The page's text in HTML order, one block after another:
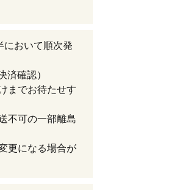
において順次発
済確認）
までお待たせす
不可の一部離島
更になる場合が